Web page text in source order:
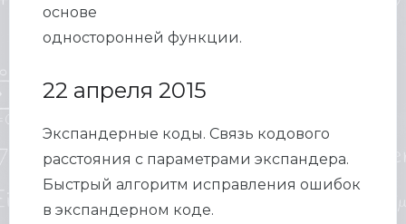
основе
односторонней функции.
22 апреля 2015
Экспандерные коды. Связь кодового
расстояния с параметрами экспандера.
Быстрый алгоритм исправления ошибок
в экспандерном коде.